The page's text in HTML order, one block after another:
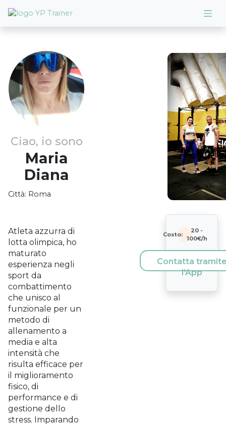
Ciao, io sono
Maria
Diana
Città: Roma
Atleta azzurra di
lotta olimpica, ho
maturato
esperienza negli
sport da
combattimento
che unisco al
funzionale per un
metodo di
allenamento a
media e alta
intensità che
risulta efficace per
il miglioramento
fisico, di
performance e di
gestione dello
stress. Imparando
Costo:
20 -
100€/h
Contatta
l'App